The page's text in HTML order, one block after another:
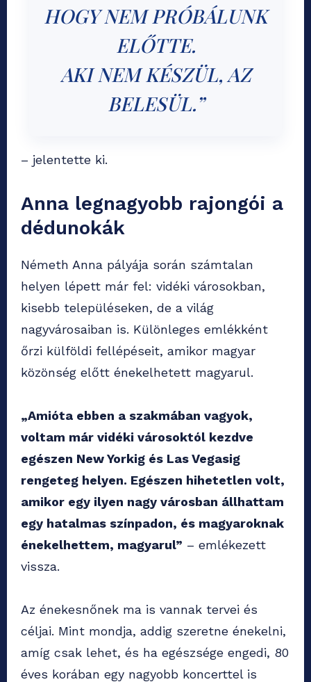
HOGY NEM PRÓBÁLUNK
ELŐTTE.
AKI NEM KÉSZÜL, AZ
BELESÜL.”
– jelentette ki.
Anna legnagyobb rajongói a
dédunokák
Németh Anna pályája során számtalan
helyen lépett már fel: vidéki városokban,
kisebb településeken, de a világ
nagyvárosaiban is. Különleges emlékként
őrzi külföldi fellépéseit, amikor magyar
közönség előtt énekelhetett magyarul.
„Amióta ebben a szakmában vagyok,
voltam már vidéki városoktól kezdve
egészen New Yorkig és Las Vegasig
rengeteg helyen. Egészen hihetetlen volt,
amikor egy ilyen nagy városban állhattam
egy hatalmas színpadon, és magyaroknak
énekelhettem, magyarul” – emlékezett
vissza.
Az énekesnőnek ma is vannak tervei és
céljai. Mint mondja, addig szeretne énekelni,
amíg csak lehet, és ha egészsége engedi, 80
éves korában egy nagyobb koncerttel is